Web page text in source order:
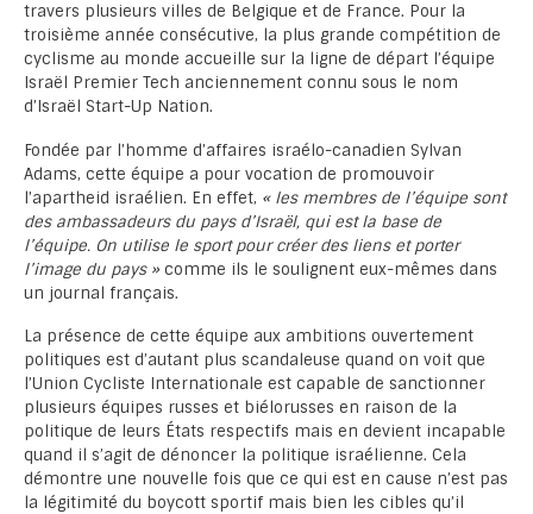
travers plusieurs villes de Belgique et de France. Pour la
troisième année consécutive, la plus grande compétition de
cyclisme au monde accueille sur la ligne de départ l’équipe
Israël Premier Tech anciennement connu sous le nom
d’Israël Start-Up Nation.
Fondée par l’homme d’affaires israélo-canadien Sylvan
Adams, cette équipe a pour vocation de promouvoir
l’apartheid israélien. En effet, « les membres de l’équipe sont
des ambassadeurs du pays d’Israël, qui est la base de
l’équipe. On utilise le sport pour créer des liens et porter
l’image du pays » comme ils le soulignent eux-mêmes dans
un journal français.
La présence de cette équipe aux ambitions ouvertement
politiques est d’autant plus scandaleuse quand on voit que
l’Union Cycliste Internationale est capable de sanctionner
plusieurs équipes russes et biélorusses en raison de la
politique de leurs États respectifs mais en devient incapable
quand il s’agit de dénoncer la politique israélienne. Cela
démontre une nouvelle fois que ce qui est en cause n’est pas
la légitimité du boycott sportif mais bien les cibles qu’il